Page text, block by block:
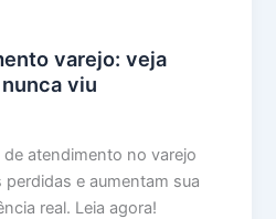
varejo: veja
viu
atendimento no varejo
e aumentam sua
real. Leia agora!